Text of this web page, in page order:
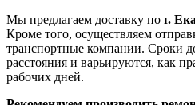
Мы предлагаем доставку по г.
Кроме того, осуществляем
транспортные компании. Сроки
расстояния и варьируются, как
рабочих дней.